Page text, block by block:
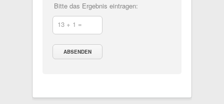
Bitte das Ergebnis eintragen:
13 + 1 =